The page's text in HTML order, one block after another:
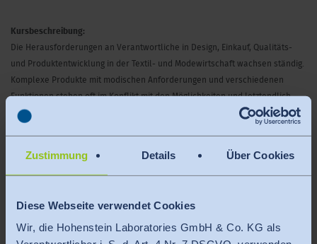
Zustimmung Details Über Cookies
Diese Webseite verwendet Cookies
Wir, die Hohenstein Laboratories GmbH & Co. KG als
Kursbeschreibung:
Die Herausforderungen an Verantwortliche in Design, Einkauf, Qualitäts-
und Produktentwicklung in der Textil- und Modewirtschaft wachsen ständig.
Komplexe Produkte mit modischen Anforderungen und verschiedenen
Funktionen stehen oft im Konflikt mit den Möglichkeiten und letztendlich
auch mit dem Preis. Einkaufentscheidungen basieren häufig auf Optik und
fundiertes textiles Basiswissen ist die Voraussetzung für die Verwirklichung
von Ideen und beim Verständnis für Trends, Innovationen, Nachhaltigkeit
Die Teilnehmer eignen sich wichtige Grundkenntnisse über die